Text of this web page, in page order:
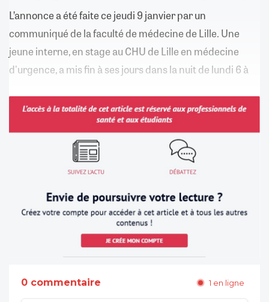
L’annonce a été faite ce jeudi 9 janvier par un
communiqué de la faculté de médecine de Lille. Une
jeune interne, en stage au CHU de Lille en médecine
d'urgence, a mis fin à ses jours dans la nuit de lundi 6 à
0 commentaire 1 en ligne